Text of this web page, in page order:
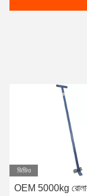
ভিডিও
OEM 5000kg